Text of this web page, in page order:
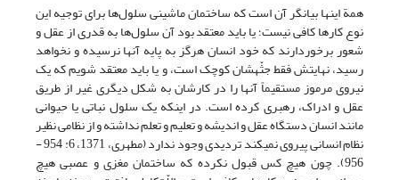
همة اینها بیانگر آن است که ساختمان ماشینى سلول‌ها براى توجیه این
نوع کارها کافى نیست؛ یا باید معتقد بود آن سلول‌ها به قدری از عقل و
شعور برخوردارند که خود انسان هرگز به پایه آنها نرسیده و نخواهد
رسید، نهایتش فقط جثّه‏شان کوچک است، و یا باید معتقد شویم که یک
نیروى مرموز مستقیماً آنها را در کارشان به شکل دیگرى غیر از طریق
عقل و ادراک، رهبرى کرده است. در اینکه یک سلول نباتى یا حیوانى
مانند انسان دستگاه عقل و اندیشه و تعلیم و تعلم نداشته و از نظامى نظیر
نظام انسانى پیروى نمى‏کند تردیدى وجود ندارد (مطهری، 1371، 6: 954 -
956). چون هیچ کس قبول نکرده که ساختمان مغزى و عصبى هیچ